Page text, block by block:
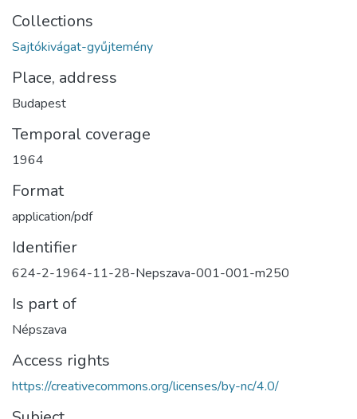
Collections
Sajtókivágat-gyűjtemény
Place, address
Budapest
Temporal coverage
1964
Format
application/pdf
Identifier
624-2-1964-11-28-Nepszava-001-001-m250
Is part of
Népszava
Access rights
https://creativecommons.org/licenses/by-nc/4.0/